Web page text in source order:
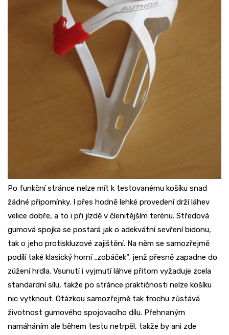
Po funkční stránce nelze mít k testovanému košíku snad
žádné připomínky. I přes hodně lehké provedení drží láhev
velice dobře, a to i při jízdě v členitějším terénu. Středová
gumová spojka se postará jak o adekvátní sevření bidonu,
tak o jeho protiskluzové zajištění. Na něm se samozřejmě
podílí také klasický horní „zobáček“, jenž přesně zapadne do
zúžení hrdla. Vsunutí i vyjmutí láhve přitom vyžaduje zcela
standardní sílu, takže po stránce praktičnosti nelze košíku
nic vytknout. Otázkou samozřejmě tak trochu zůstává
životnost gumového spojovacího dílu. Přehnaným
namáháním ale během testu netrpěl, takže by ani zde